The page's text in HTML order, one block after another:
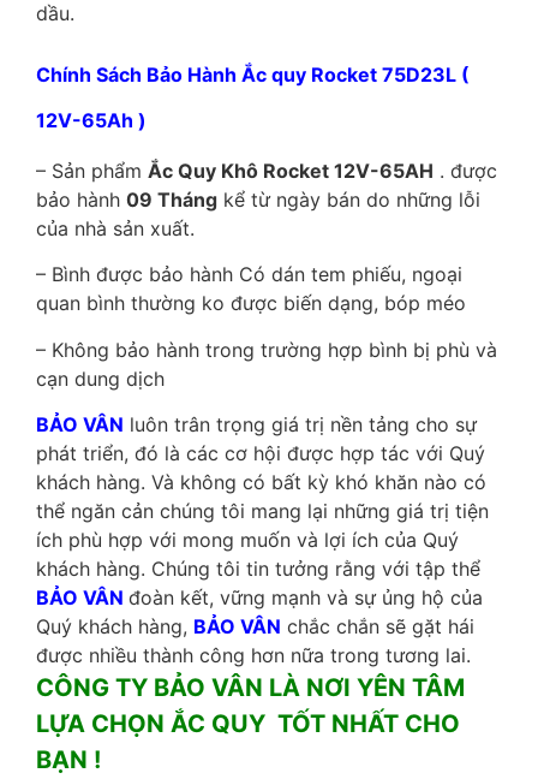
dầu.
Chính Sách Bảo Hành Ắc quy Rocket 75D23L (
12V-65Ah )
– Sản phẩm Ắc Quy Khô Rocket 12V-65AH . được
bảo hành 09 Tháng kể từ ngày bán do những lỗi
của nhà sản xuất.
– Bình được bảo hành Có dán tem phiếu, ngoại
quan bình thường ko được biến dạng, bóp méo
– Không bảo hành trong trường hợp bình bị phù và
cạn dung dịch
BẢO VÂN luôn trân trọng giá trị nền tảng cho sự
phát triển, đó là các cơ hội được hợp tác với Quý
khách hàng. Và không có bất kỳ khó khăn nào có
thể ngăn cản chúng tôi mang lại những giá trị tiện
ích phù hợp với mong muốn và lợi ích của Quý
khách hàng. Chúng tôi tin tưởng rằng với tập thể
BẢO VÂN đoàn kết, vững mạnh và sự ủng hộ của
Quý khách hàng, BẢO VÂN chắc chắn sẽ gặt hái
được nhiều thành công hơn nữa trong tương lai.
CÔNG TY BẢO VÂN LÀ NƠI YÊN TÂM
LỰA CHỌN ẮC QUY TỐT NHẤT CHO
BẠN !